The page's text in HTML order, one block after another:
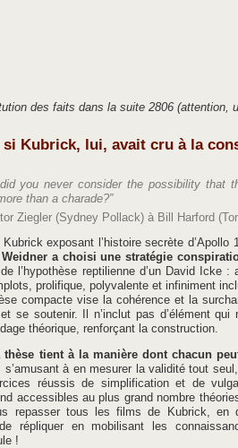
des faits dans la suite 2806 (attention,
Kubrick, lui, avait cru à la
you never consider the possibility that
than a charade?”
Ziegler (Sydney Pollack) à Bill Harford
exposant l’histoire secrète d’Apollo
Weidner a choisi une stratégie
l’hypothèse reptilienne d’un David Icke :
prolifique, polyvalente et infiniment
compacte vise la cohérence et la
se soutenir. Il n’inclut pas d’élément qui
théorique, renforçant la construction.
thèse tient à la manière dont chacun
s’amusant à en mesurer la validité tout
réussis de simplification et de
accessibles au plus grand nombre
repasser tous les films de Kubrick, en
répliquer en mobilisant les
!